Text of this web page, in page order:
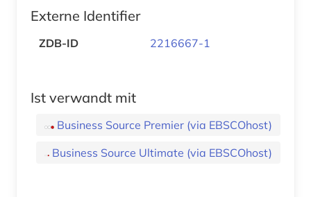
Externe Identifier
ZDB-ID 2216667-1
Ist verwandt mit
Business Source Premier (via EBSCOhost)
Business Source Ultimate (via EBSCOhost)